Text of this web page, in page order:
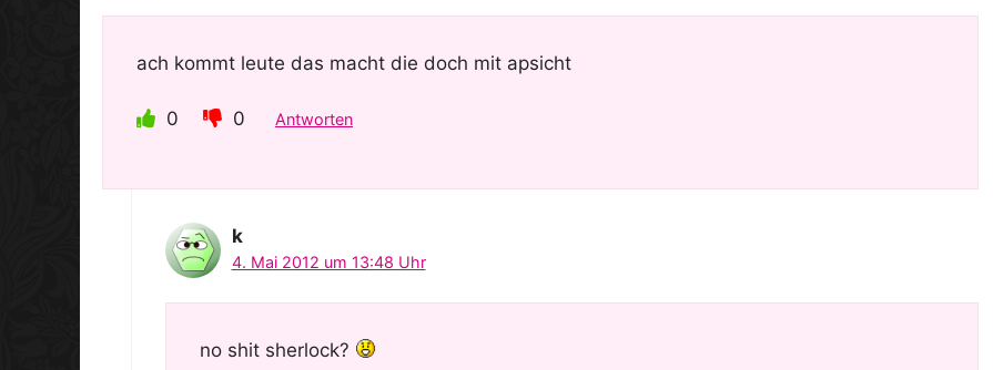
ach kommt leute das macht die doch mit apsicht
0 0 Antworten
k
4. Mai 2012 um 13:48 Uhr
no shit sherlock?